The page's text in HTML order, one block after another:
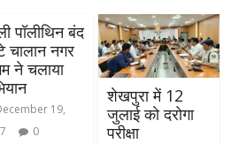
पॉलीथिन बंद
चालान नगर
ने चलाया
19,
0
शेखपुरा में 12
जुलाई को दरोगा
परीक्षा